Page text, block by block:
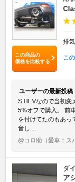
この商品の
価格を比較する
排
こ
ユーザーの最新投稿
S.HEVなので当初変
5%オフで購入。 前
を付けてたのもあっ
音し ...
@コロ助 （愛車：ス
ダ
ア